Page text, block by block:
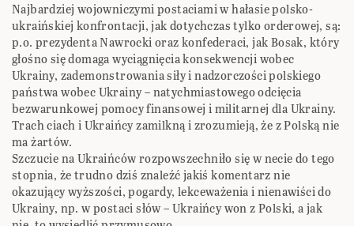
Najbardziej wojowniczymi postaciami w hałasie polsko-
ukraińskiej konfrontacji, jak dotychczas tylko orderowej, są:
p.o. prezydenta Nawrocki oraz konfederaci, jak Bosak, który
głośno się domaga wyciągnięcia konsekwencji wobec
Ukrainy, zademonstrowania siły i nadzorczości polskiego
państwa wobec Ukrainy – natychmiastowego odcięcia
bezwarunkowej pomocy finansowej i militarnej dla Ukrainy.
Trach ciach i Ukraińcy zamilkną i zrozumieją, że z Polską nie
ma żartów.
Szczucie na Ukraińców rozpowszechniło się w necie do tego
stopnia, że trudno dziś znaleźć jakiś komentarz nie
okazujący wyższości, pogardy, lekceważenia i nienawiści do
Ukrainy, np. w postaci słów – Ukraińcy won z Polski, a jak